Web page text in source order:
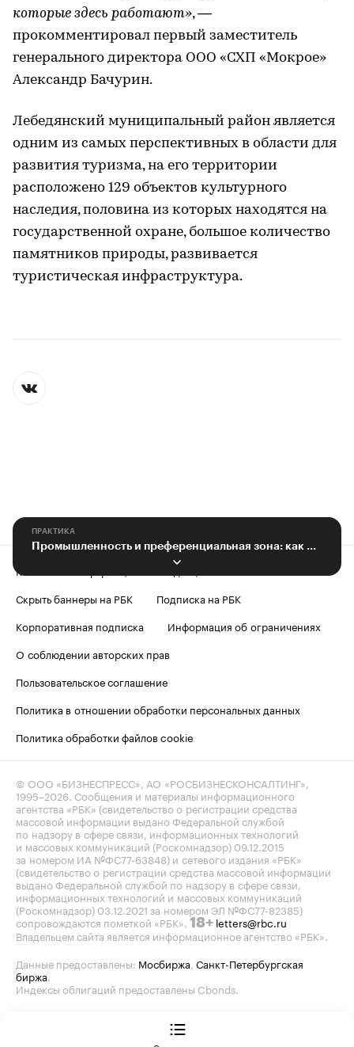
которые здесь работают», —
прокомментировал первый заместитель
генерального директора ООО «СХП «Мокрое»
Александр Бачурин.
Лебедянский муниципальный район является
одним из самых перспективных в области для
развития туризма, на его территории
расположено 129 объектов культурного
наследия, половина из которых находятся на
государственной охране, большое количество
памятников природы, развивается
туристическая инфраструктура.
ПРАКТИКА
Контактная информация
Редакция
Скрыть баннеры на РБК
Подписка на РБК
Корпоративная подписка
Информация об ограничениях
О соблюдении авторских прав
Пользовательское соглашение
Политика в отношении обработки персональных данных
Политика обработки файлов cookie
© ООО «БИЗНЕСПРЕСС», АО «РОСБИЗНЕСКОНСАЛТИНГ»,
1995–2026 . Сообщения и материалы информационного
агентства «РБК» (свидетельство о регистрации средства
массовой информации выдано Федеральной службой
по надзору в сфере связи, информационных технологий
и массовых коммуникаций (Роскомнадзор) 09.12.2015
за номером ИА №ФС77-63848) и сетевого издания «РБК»
(свидетельство о регистрации средства массовой информации
выдано Федеральной службой по надзору в сфере связи,
информационных технологий и массовых коммуникаций
(Роскомнадзор) 03.12.2021 за номером ЭЛ №ФС77-82385)
сопровождаются пометкой «РБК». 18+ letters@rbc.ru
Владельцем сайта является информационное агентство «РБК».
Данные предоставлены: Мосбиржа Санкт-Петербургская
биржа
Индексы облигаций предоставлены Cbonds.